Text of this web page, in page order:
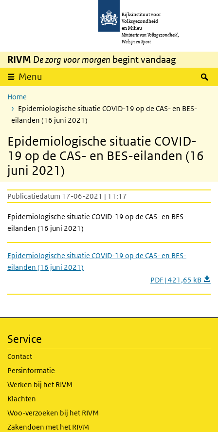
Overslaan en naar de inhoud gaan
Rijksinstituut voor
Volksgezondheid
en Milieu
Ministerie van Volksgezondheid,
Welzijn en Sport
RIVM De zorg voor morgen begint vandaag
Menu
Home
Epidemiologische situatie COVID-19 op de CAS- en BES-
eilanden (16 juni 2021)
Epidemiologische situatie COVID-
19 op de CAS- en BES-eilanden (16
juni 2021)
Publicatiedatum 17-06-2021 | 11:17
Epidemiologische situatie COVID-19 op de CAS- en BES-
eilanden (16 juni 2021)
Epidemiologische situatie COVID-19 op de CAS- en BES-
eilanden (16 juni 2021)
PDF | 421,65 kB
Service
Contact
Persinformatie
Werken bij het RIVM
Klachten
Woo-verzoeken bij het RIVM
Zakendoen met het RIVM